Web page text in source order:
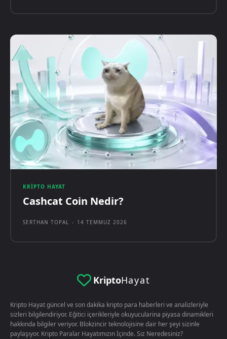
KRIPTO HAYAT
Cashcat Coin Nedir?
SERTHAN TOPAL - 14 TEMMUZ 2026
KriptoHayat
Kripto Hayat güncel ve son dakika kripto para haberleri ve analizleriyle
sizleri bilgilendiriyor. Eğitici içerikleriyle okuyucularina piyasa dinamikleri
hakkında bilgiler veriyor. Blokzincir teknolojisine dair her şeyi sizinle
paylaşıyor. Kripto Paralar Hayatımızın İçinde. Siz Neredesiniz?